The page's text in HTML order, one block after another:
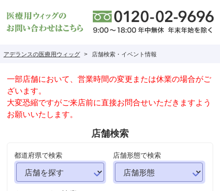
アデランスの医療用ウィッグ 店舗検索・イベント情報
一部店舗において、営業時間の変更または休業の場合がご
ざいます。
大変恐縮ですがご来店前に直接お問合せいただきますよう
お願いいたします。
店舗検索
都道府県で検索 店舗形態で検索